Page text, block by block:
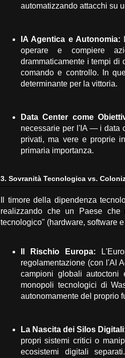
automatizzando attacchi su
IA Agentica e Autonomia:
operare e compiere
drammaticamente i tempi di
comando e controllo. In
determinante per la vittoria.
Data Center come
necessarie per l'IA — i data
privati, ma vere e proprie
primaria importanza.
3. Sovranità Tecnologica vs.
Il timore della dipendenza
realizzando che un Paese che
tecnologico" (hardware, software
Il Rischio Europa:
regolamentazione (con l'AI
campioni globali autoctoni
monopoli tecnologici di
autonomamente del proprio
La Nascita dei Silos
propri sistemi critici o
ecosistemi digitali separati.